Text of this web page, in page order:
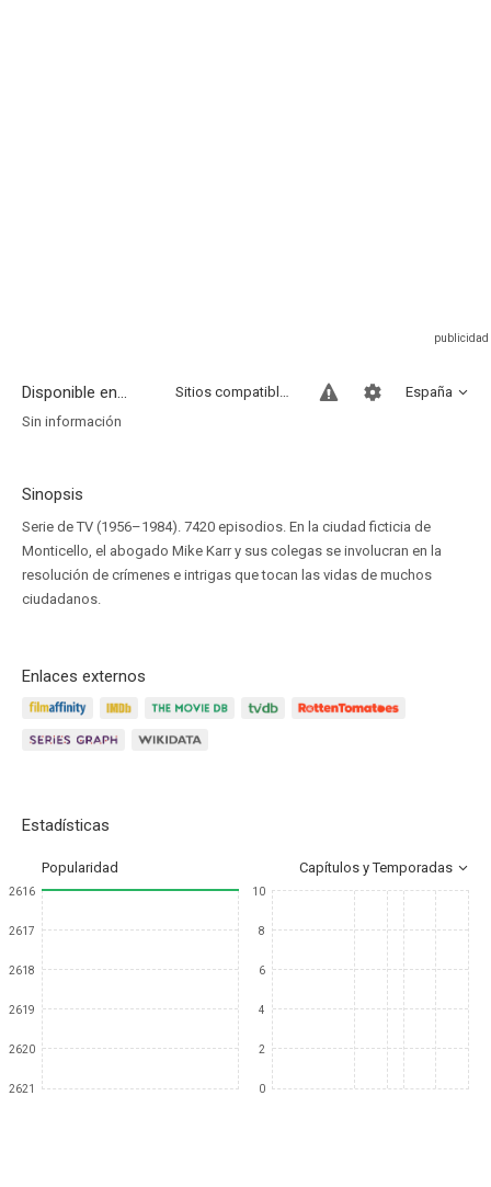
Disponible en... España
Sitios compatibles
Sin información
Sinopsis
Serie de TV (1956–1984). 7420 episodios. En la ciudad ficticia de
Monticello, el abogado Mike Karr y sus colegas se involucran en la
resolución de crímenes e intrigas que tocan las vidas de muchos
ciudadanos.
Enlaces externos
Estadísticas
Popularidad Capítulos y Temporadas
2616
2617
2618
2619
2620
2621
10
8
6
4
2
0